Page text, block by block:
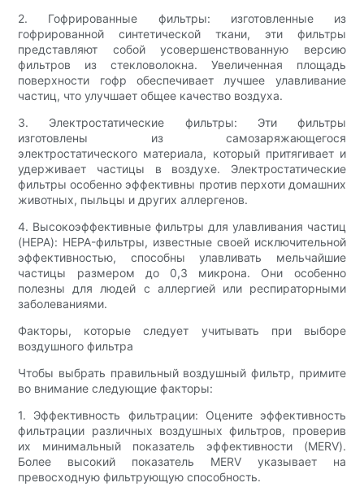
2. Гофрированные фильтры: изготовленные из
гофрированной синтетической ткани, эти фильтры
представляют собой усовершенствованную версию
фильтров из стекловолокна. Увеличенная площадь
поверхности гофр обеспечивает лучшее улавливание
частиц, что улучшает общее качество воздуха.
3. Электростатические фильтры: Эти фильтры
изготовлены из самозаряжающегося
электростатического материала, который притягивает и
удерживает частицы в воздухе. Электростатические
фильтры особенно эффективны против перхоти домашних
животных, пыльцы и других аллергенов.
4. Высокоэффективные фильтры для улавливания частиц
(HEPA): HEPA-фильтры, известные своей исключительной
эффективностью, способны улавливать мельчайшие
частицы размером до 0,3 микрона. Они особенно
полезны для людей с аллергией или респираторными
заболеваниями.
Факторы, которые следует учитывать при выборе
воздушного фильтра
Чтобы выбрать правильный воздушный фильтр, примите
во внимание следующие факторы:
1. Эффективность фильтрации: Оцените эффективность
фильтрации различных воздушных фильтров, проверив
их минимальный показатель эффективности (MERV).
Более высокий показатель MERV указывает на
превосходную фильтрующую способность.